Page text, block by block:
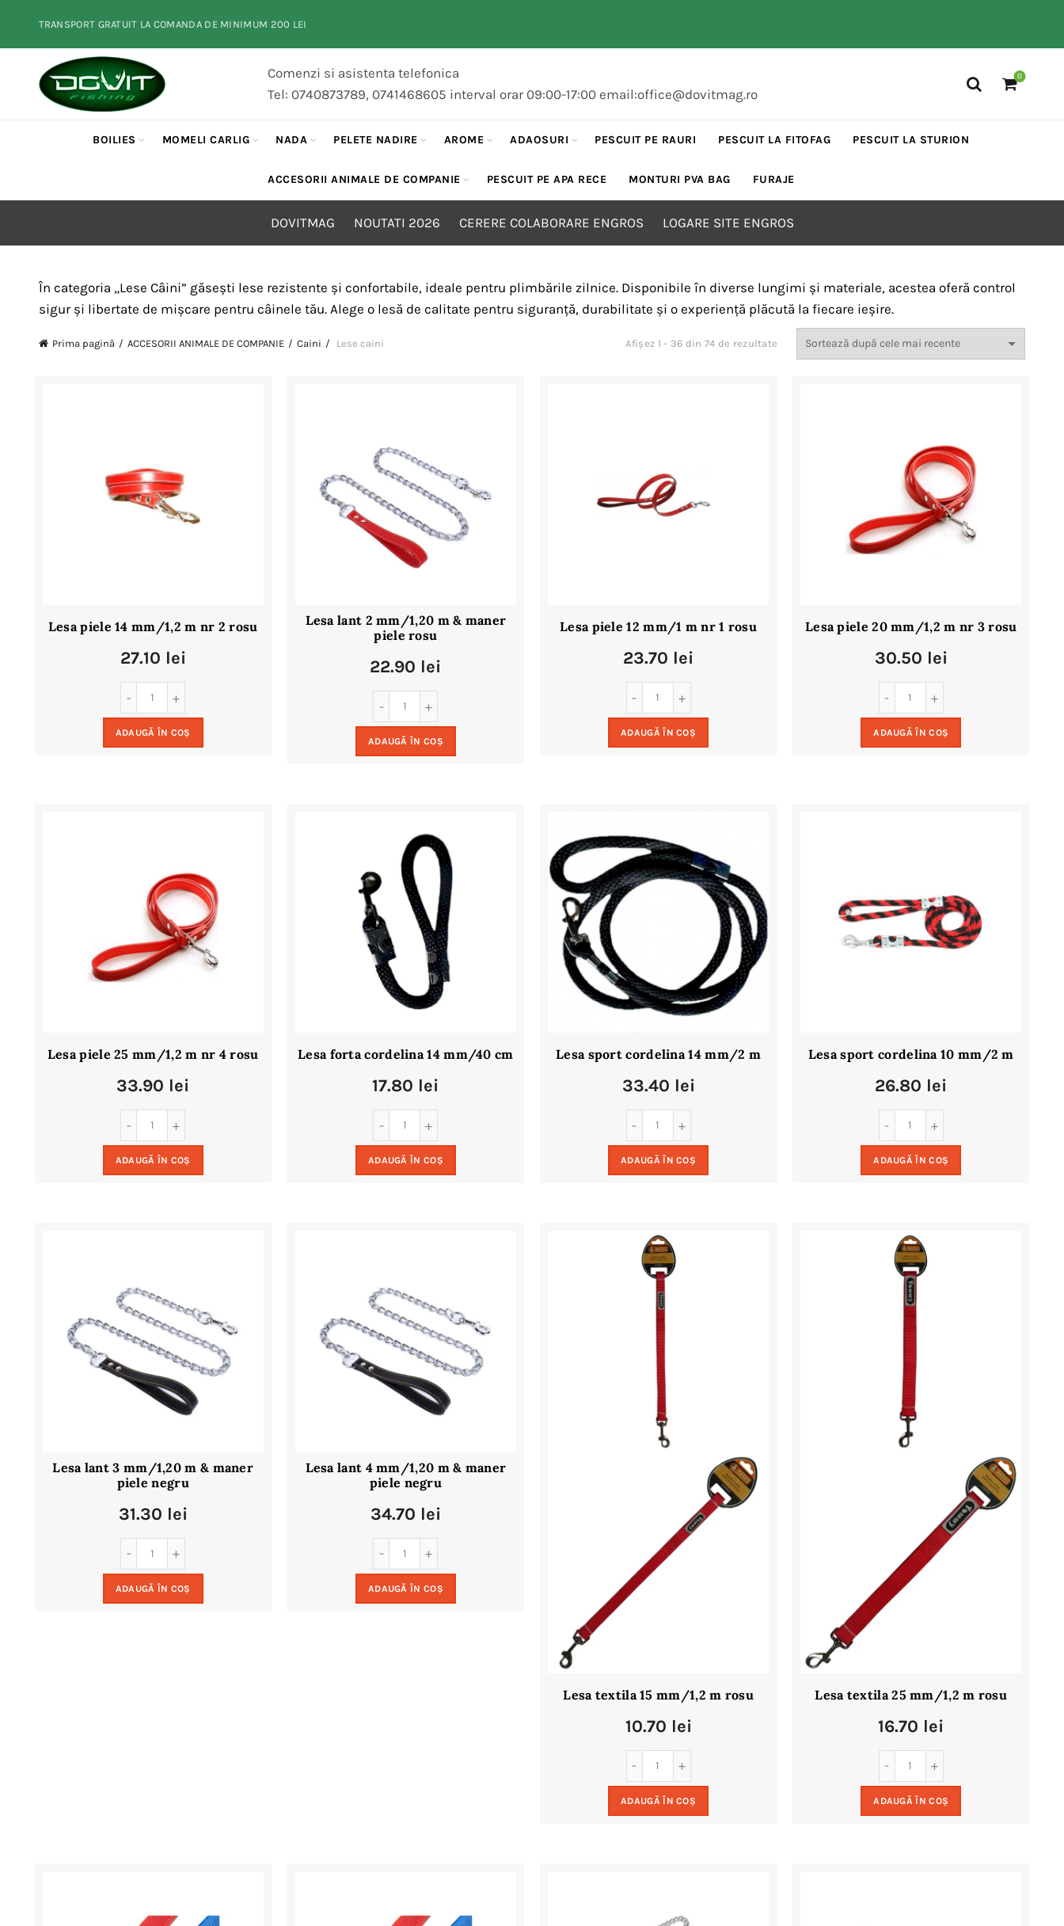
TRANSPORT GRATUIT LA COMANDA DE MINIMUM 200 LEI
Comenzi si asistenta telefonica
Tel: 0740873789, 0741468605 interval orar 09:00-17:00 email:office@dovitmag.ro
0
BOILIES MOMELI CARLIG NADA PELETE NADIRE AROME ADAOSURI PESCUIT PE RAURI PESCUIT LA FITOFAG PESCUIT LA STURION
ACCESORII ANIMALE DE COMPANIE PESCUIT PE APA RECE MONTURI PVA BAG FURAJE
DOVITMAG NOUTATI 2026 CERERE COLABORARE ENGROS LOGARE SITE ENGROS
În categoria „Lese Câini” găsești lese rezistente și confortabile, ideale pentru plimbările zilnice. Disponibile în diverse lungimi și materiale, acestea oferă control
sigur și libertate de mișcare pentru câinele tău. Alege o lesă de calitate pentru siguranță, durabilitate și o experiență plăcută la fiecare ieșire.
Prima pagină ACCESORII ANIMALE DE COMPANIE Caini Lese caini Afișez 1 - 36 din 74 de rezultate Sortat
după
Lesa piele 14 mm/1,2 m nr 2 rosu
27.10 lei
ADAUGĂ ÎN COȘ
Lesa lant 2 mm/1,20 m & maner
piele rosu
22.90 lei
ADAUGĂ ÎN COȘ
Lesa piele 12 mm/1 m nr 1 rosu
23.70 lei
ADAUGĂ ÎN COȘ
Lesa piele 20 mm/1,2 m nr 3 rosu
30.50 lei
ADAUGĂ ÎN COȘ
Lesa piele 25 mm/1,2 m nr 4 rosu
33.90 lei
ADAUGĂ ÎN COȘ
Lesa forta cordelina 14 mm/40 cm
17.80 lei
ADAUGĂ ÎN COȘ
Lesa sport cordelina 14 mm/2 m
33.40 lei
ADAUGĂ ÎN COȘ
Lesa sport cordelina 10 mm/2 m
26.80 lei
ADAUGĂ ÎN COȘ
Lesa lant 3 mm/1,20 m & maner
piele negru
31.30 lei
ADAUGĂ ÎN COȘ
Lesa lant 4 mm/1,20 m & maner
piele negru
34.70 lei
ADAUGĂ ÎN COȘ
Lesa textila 15 mm/1,2 m rosu
10.70 lei
ADAUGĂ ÎN COȘ
Lesa textila 25 mm/1,2 m rosu
16.70 lei
ADAUGĂ ÎN COȘ